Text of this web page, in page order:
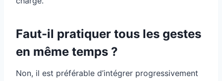
Faut-il pratiquer tous les gestes
en même temps ?
Non, il est préférable d’intégrer progressivement